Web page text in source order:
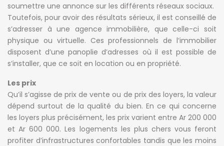
soumettre une annonce sur les différents réseaux sociaux.
Toutefois, pour avoir des résultats sérieux, il est conseillé de
s’adresser à une agence immobilière, que celle-ci soit
physique ou virtuelle. Ces professionnels de l’immobilier
disposent d’une panoplie d’adresses où il est possible de
s’installer, que ce soit en location ou en propriété.
Les prix
Qu’il s’agisse de prix de vente ou de prix des loyers, la valeur
dépend surtout de la qualité du bien. En ce qui concerne
les loyers plus précisément, les prix varient entre Ar 200 000
et Ar 600 000. Les logements les plus chers vous feront
profiter d’infrastructures confortables tandis que les moins